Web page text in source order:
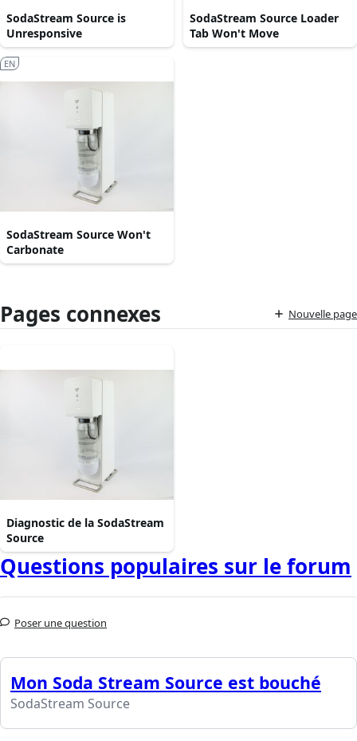
SodaStream Source is
Unresponsive
SodaStream Source Loader
Tab Won't Move
SodaStream Source Won't
Carbonate
EN
Pages connexes Nouvelle page
Diagnostic de la SodaStream
Source
Questions populaires sur le forum
Poser une question
Mon Soda Stream Source est bouché
SodaStream Source